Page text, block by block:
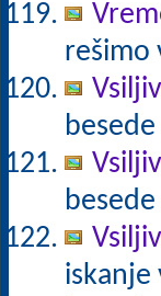
rešimo
iskanje